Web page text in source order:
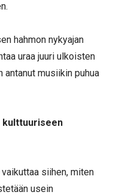
hahmon nykyajan
uraa juuri ulkoisten
antanut musiikin puhua
kulttuuriseen
siihen, miten
usein